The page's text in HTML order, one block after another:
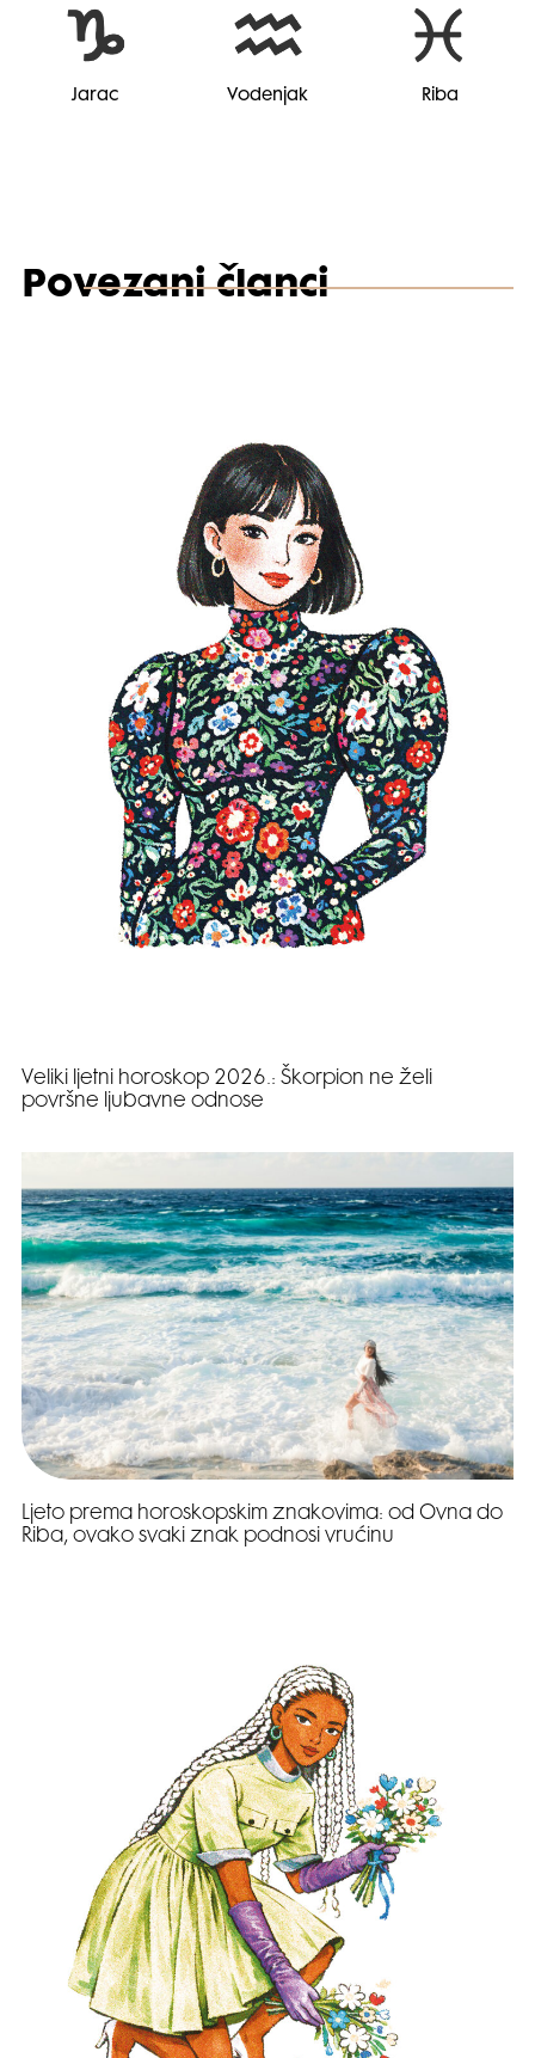
Jarac Vodenjak Riba
Povezani članci
Veliki ljetni horoskop 2026.: Škorpion ne želi
površne ljubavne odnose
Ljeto prema horoskopskim znakovima: od Ovna do
Riba, ovako svaki znak podnosi vrućinu